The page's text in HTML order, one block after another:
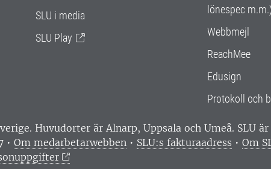
SLU i media
SLU Play
lönespec m.m.)
Webbmejl
ReachMee
Edusign
Protokoll och
Huvudorter är Alnarp, Uppsala och Umeå. SLU
• Om medarbetarwebben • SLU:s fakturaadress • Om